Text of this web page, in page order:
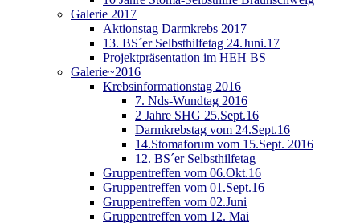
Galerie 2017
Aktionstag Darmkrebs 2017
13. BS´er Selbsthilfetag 24.Juni.17
Projektpräsentation im HEH BS
Galerie~2016
Krebsinformationstag 2016
7. Nds-Wundtag 2016
2 Jahre SHG 25.Sept.16
Darmkrebstag vom 24.Sept.16
14.Stomaforum vom 15.Sept. 2016
12. BS´er Selbsthilfetag
Gruppentreffen vom 06.Okt.16
Gruppentreffen vom 01.Sept.16
Gruppentreffen vom 02.Juni
Gruppentreffen vom 12. Mai